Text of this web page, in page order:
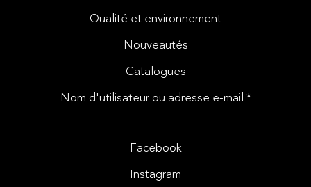
Qualité et environnement
Nouveautés
Catalogues
Nom d'utilisateur ou adresse e-mail *
Facebook
Instagram